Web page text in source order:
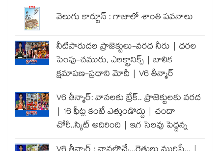
వెలుగు కార్టూన్ : గాజాలో శాంతి పవనాలు
నీటిపారుదల ప్రాజెక్టులు-వరద నీరు | ధరల
పెంపు-చమురు, ఎలక్ట్రానిక్స్ | బాలిక
క్షమాపణ-ప్రధాని మోదీ | V6 తీన్మార్
V6 తీన్మార్: వానలకు బ్రేక్.. ప్రాజెక్టులకు వరద
| 16 ఫీట్ల కంటే ఎత్తుండొద్దు | చందా
చోరీ..స్కిట్ అదిరింది | ఇగ సెలవు పెద్దన్న